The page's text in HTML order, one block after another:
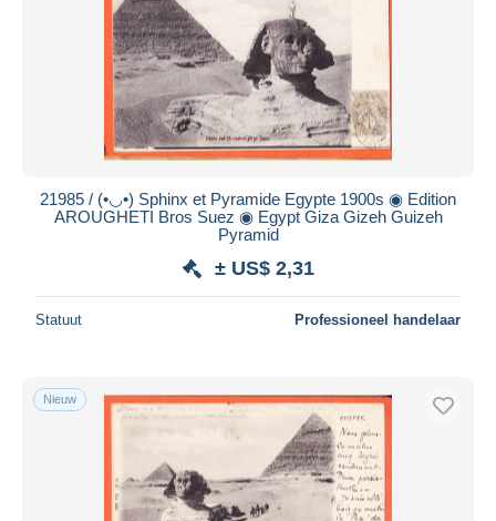
21985 / (•◡•) Sphinx et Pyramide Egypte 1900s ◉ Edition
AROUGHETI Bros Suez ◉ Egypt Giza Gizeh Guizeh
Pyramid
± US$ 2,31
Statuut Professioneel handelaar
Nieuw